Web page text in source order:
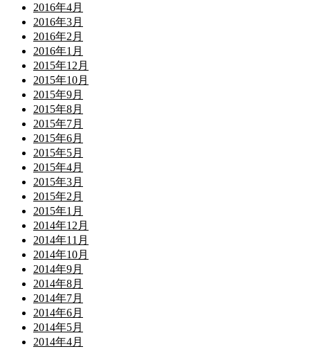
2016年4月
2016年3月
2016年2月
2016年1月
2015年12月
2015年10月
2015年9月
2015年8月
2015年7月
2015年6月
2015年5月
2015年4月
2015年3月
2015年2月
2015年1月
2014年12月
2014年11月
2014年10月
2014年9月
2014年8月
2014年7月
2014年6月
2014年5月
2014年4月